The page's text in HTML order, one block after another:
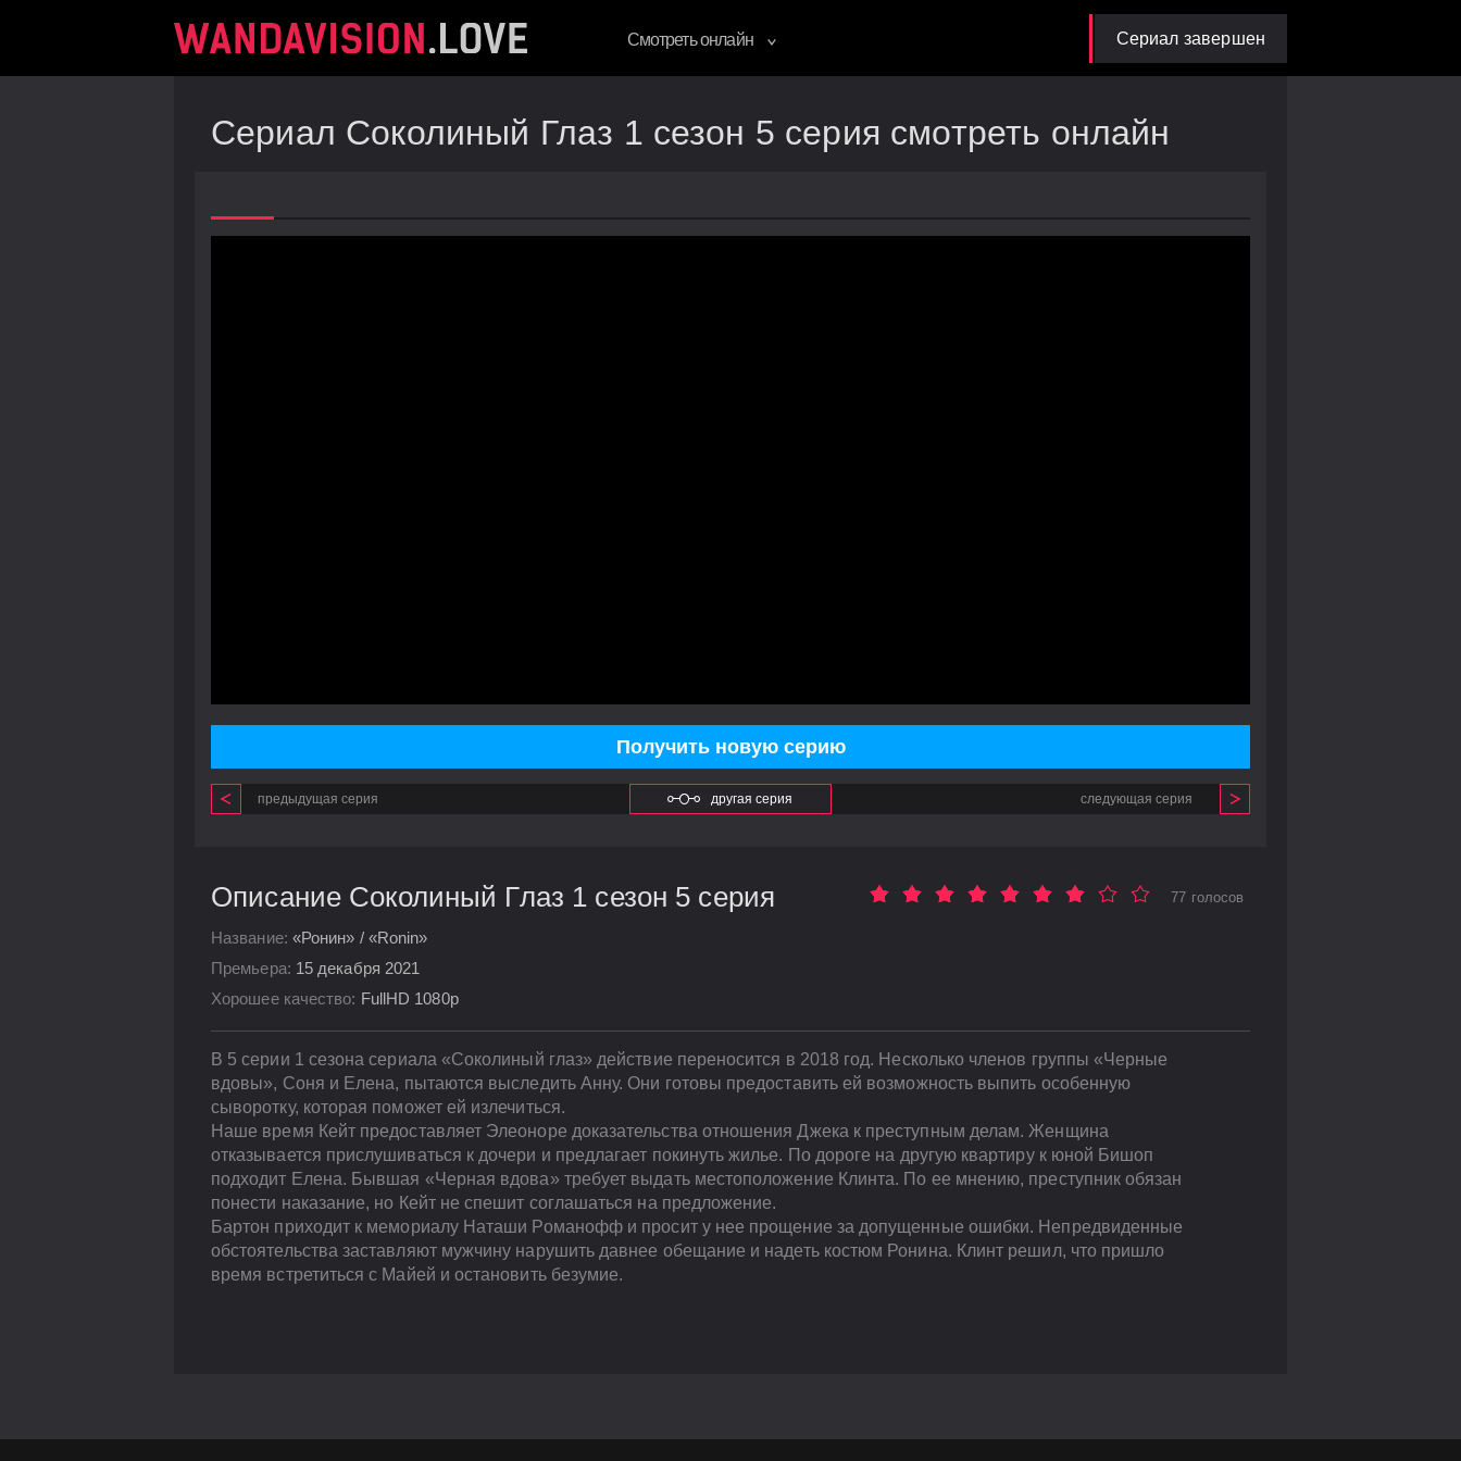
Смотреть онлайн Сериал завершен
Сериал Соколиный Глаз 1 сезон 5 серия смотреть онлайн
Получить новую серию
предыдущая серия другая серия следующая серия
Описание Соколиный Глаз 1 сезон 5 серия
Название: «Ронин» / «Ronin»
Премьера: 15 декабря 2021
Хорошее качество: FullHD 1080p
77 голосов
В 5 серии 1 сезона сериала «Соколиный глаз» действие переносится в 2018 год. Несколько членов группы «Черные
вдовы», Соня и Елена, пытаются выследить Анну. Они готовы предоставить ей возможность выпить особенную
сыворотку, которая поможет ей излечиться.
Наше время Кейт предоставляет Элеоноре доказательства отношения Джека к преступным делам. Женщина
отказывается прислушиваться к дочери и предлагает покинуть жилье. По дороге на другую квартиру к юной Бишоп
подходит Елена. Бывшая «Черная вдова» требует выдать местоположение Клинта. По ее мнению, преступник обязан
понести наказание, но Кейт не спешит соглашаться на предложение.
Бартон приходит к мемориалу Наташи Романофф и просит у нее прощение за допущенные ошибки. Непредвиденные
обстоятельства заставляют мужчину нарушить давнее обещание и надеть костюм Ронина. Клинт решил, что пришло
время встретиться с Майей и остановить безумие.